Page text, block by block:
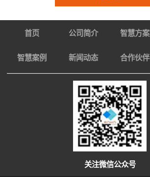
首页 公司简介 智慧方案
智慧案例 新闻动态 合作伙伴
关注微信公众号